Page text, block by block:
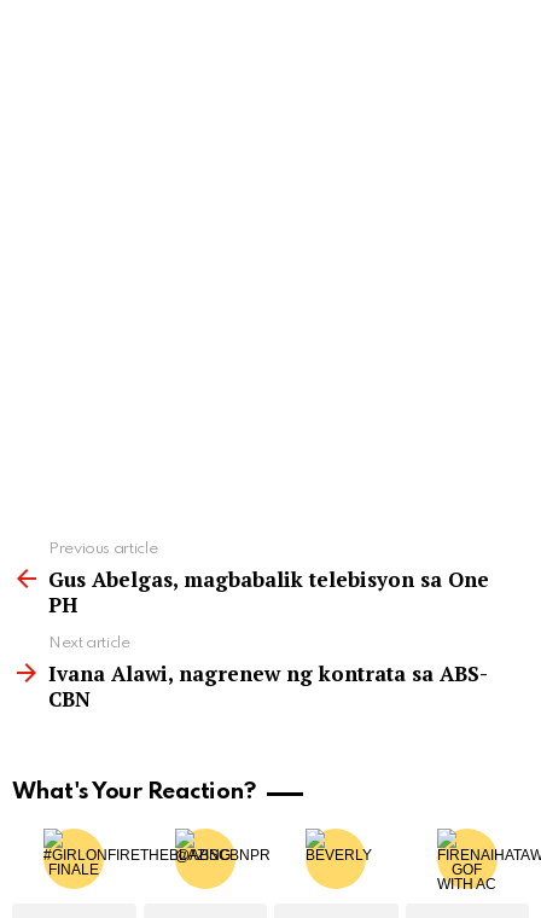
more
Previous article
Gus Abelgas, magbabalik telebisyon sa One
PH
Next article
Ivana Alawi, nagrenew ng kontrata sa ABS-
CBN
What's Your Reaction?